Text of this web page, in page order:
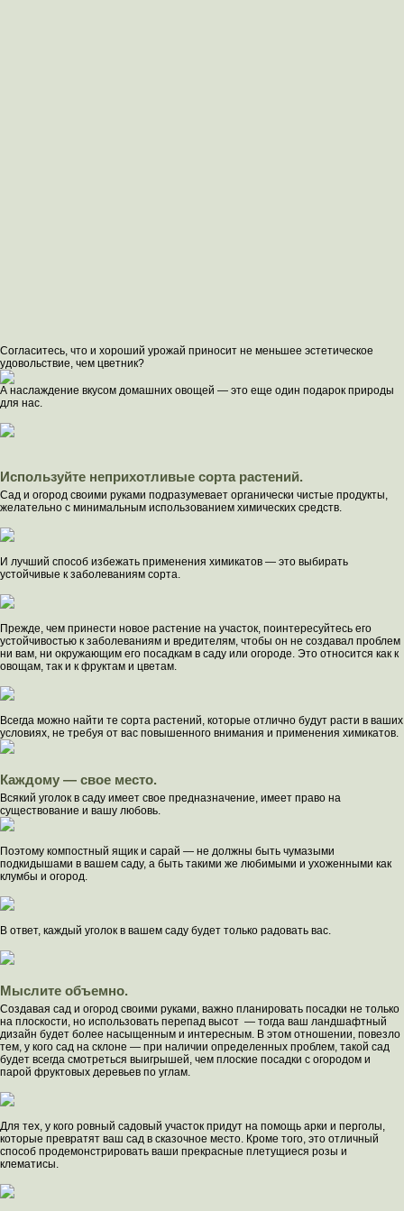
Согласитесь, что и хороший урожай приносит не меньшее эстетическое
удовольствие, чем цветник?
А наслаждение вкусом домашних овощей — это еще один подарок природы
для нас.
Используйте неприхотливые сорта растений.
Сад и огород своими руками подразумевает органически чистые продукты,
желательно с минимальным использованием химических средств.
И лучший способ избежать применения химикатов — это выбирать
устойчивые к заболеваниям сорта.
Прежде, чем принести новое растение на участок, поинтересуйтесь его
устойчивостью к заболеваниям и вредителям, чтобы он не создавал проблем
ни вам, ни окружающим его посадкам в саду или огороде. Это относится как к
овощам, так и к фруктам и цветам.
Всегда можно найти те сорта растений, которые отлично будут расти в ваших
условиях, не требуя от вас повышенного внимания и применения химикатов.
Каждому — свое место.
Всякий уголок в саду имеет свое предназначение, имеет право на
существование и вашу любовь.
Поэтому компостный ящик и сарай — не должны быть чумазыми
подкидышами в вашем саду, а быть такими же любимыми и ухоженными как
клумбы и огород.
В ответ, каждый уголок в вашем саду будет только радовать вас.
Мыслите объемно.
Создавая сад и огород своими руками, важно планировать посадки не только
на плоскости, но использовать перепад высот — тогда ваш ландшафтный
дизайн будет более насыщенным и интересным. В этом отношении, повезло
тем, у кого сад на склоне — при наличии определенных проблем, такой сад
будет всегда смотреться выигрышей, чем плоские посадки с огородом и
парой фруктовых деревьев по углам.
Для тех, у кого ровный садовый участок придут на помощь арки и перголы,
которые превратят ваш сад в сказочное место. Кроме того, это отличный
способ продемонстрировать ваши прекрасные плетущиеся розы и
клематисы.